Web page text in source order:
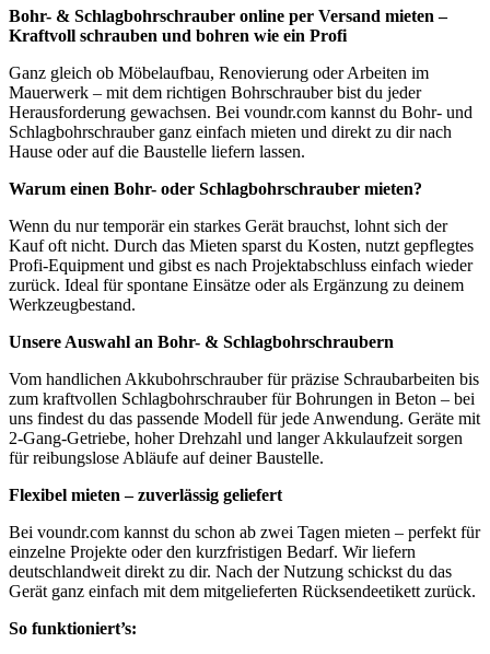
Bohr- & Schlagbohrschrauber online per Versand mieten –
Kraftvoll schrauben und bohren wie ein Profi
Ganz gleich ob Möbelaufbau, Renovierung oder Arbeiten im
Mauerwerk – mit dem richtigen Bohrschrauber bist du jeder
Herausforderung gewachsen. Bei voundr.com kannst du Bohr- und
Schlagbohrschrauber ganz einfach mieten und direkt zu dir nach
Hause oder auf die Baustelle liefern lassen.
Warum einen Bohr- oder Schlagbohrschrauber mieten?
Wenn du nur temporär ein starkes Gerät brauchst, lohnt sich der
Kauf oft nicht. Durch das Mieten sparst du Kosten, nutzt gepflegtes
Profi-Equipment und gibst es nach Projektabschluss einfach wieder
zurück. Ideal für spontane Einsätze oder als Ergänzung zu deinem
Werkzeugbestand.
Unsere Auswahl an Bohr- & Schlagbohrschraubern
Vom handlichen Akkubohrschrauber für präzise Schraubarbeiten bis
zum kraftvollen Schlagbohrschrauber für Bohrungen in Beton – bei
uns findest du das passende Modell für jede Anwendung. Geräte mit
2-Gang-Getriebe, hoher Drehzahl und langer Akkulaufzeit sorgen
für reibungslose Abläufe auf deiner Baustelle.
Flexibel mieten – zuverlässig geliefert
Bei voundr.com kannst du schon ab zwei Tagen mieten – perfekt für
einzelne Projekte oder den kurzfristigen Bedarf. Wir liefern
deutschlandweit direkt zu dir. Nach der Nutzung schickst du das
Gerät ganz einfach mit dem mitgelieferten Rücksendeetikett zurück.
So funktioniert’s: